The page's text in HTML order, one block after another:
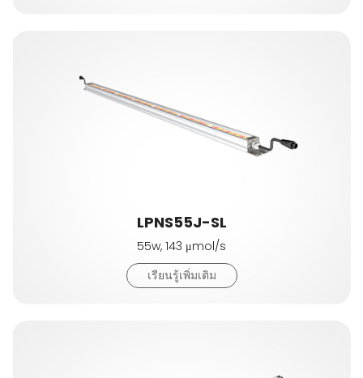
LPNS55J-SL
55w, 143 μmol/s
เรียนรู้เพิ่มเติม